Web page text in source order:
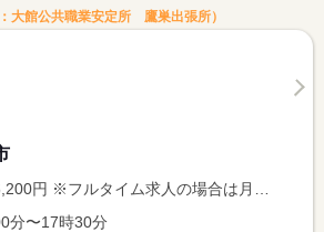
大館公共職業安定所 鷹巣出張所）
人の場合は月額（換算額）、パート求人の場合は時間額を表示しています。
分〜17時30分